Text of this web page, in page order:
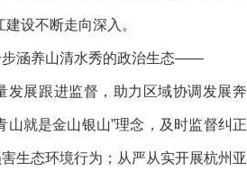
设不断走向深入。
涵养山清水秀的政治生态——
展跟进监督，助力区域协调发展奔
山就是金山银山”理念，及时监督纠正
生态环境行为；从严从实开展杭州亚